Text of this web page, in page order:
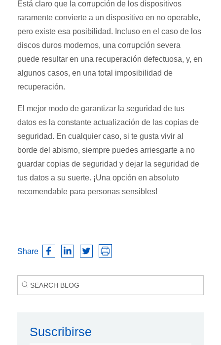
Está claro que la corrupción de los dispositivos
raramente convierte a un dispositivo en no operable,
pero existe esa posibilidad. Incluso en el caso de los
discos duros modernos, una corrupción severa
puede resultar en una recuperación defectuosa, y, en
algunos casos, en una total imposibilidad de
recuperación.
El mejor modo de garantizar la seguridad de tus
datos es la constante actualización de las copias de
seguridad. En cualquier caso, si te gusta vivir al
borde del abismo, siempre puedes arriesgarte a no
guardar copias de seguridad y dejar la seguridad de
tus datos a su suerte. ¡Una opción en absoluto
recomendable para personas sensibles!
Share
Suscribirse